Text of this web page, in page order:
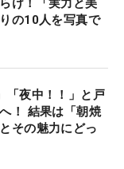
け！「実力と美
の10人を写真で
「夜中！！」と戸
！ 結果は「朝焼
その魅力にどっ